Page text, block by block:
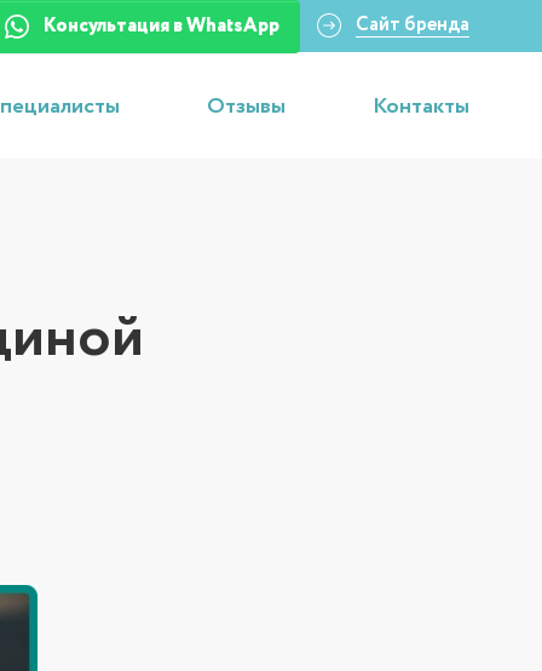
Консультация в WhatsApp Сайт бренда
Отзывы Контакты